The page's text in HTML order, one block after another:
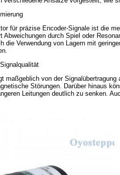
für präzise Encoder-Signale ist die
Abweichungen durch Spiel oder
die Verwendung von Lagern mit
maßgeblich von der
Störungen. Darüber hinaus
Leitungen deutlich zu senken.